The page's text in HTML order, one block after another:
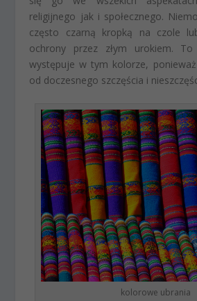
religijnego jak i społecznego.
często czarną kropką na czole
ochrony przez złym urokiem.
występuje w tym kolorze,
od doczesnego szczęścia i
kolorowe ubrania